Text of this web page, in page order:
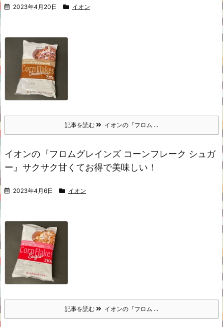
2023年4月20日 イオン
記事を読む イオンの『フロム ...
イオンの『フロムグレインズ コーンフレーク シュガ
ー』サクサク甘くてお得で美味しい！
2023年4月6日 イオン
記事を読む イオンの『フロム ...